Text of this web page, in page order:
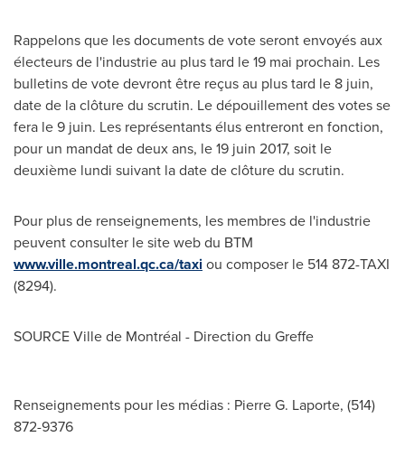
Rappelons que les documents de vote seront envoyés aux
électeurs de l'industrie au plus tard le 19 mai prochain. Les
bulletins de vote devront être reçus au plus tard le 8 juin,
date de la clôture du scrutin. Le dépouillement des votes se
fera le 9 juin. Les représentants élus entreront en fonction,
pour un mandat de deux ans, le 19 juin 2017, soit le
deuxième lundi suivant la date de clôture du scrutin.
Pour plus de renseignements, les membres de l'industrie
peuvent consulter le site web du BTM
www.ville.montreal.qc.ca/taxiou composer le 514 872-TAXI
(8294).
SOURCE Ville de Montréal - Direction du Greffe
Renseignements pour les médias : Pierre G. Laporte, (514)
872-9376